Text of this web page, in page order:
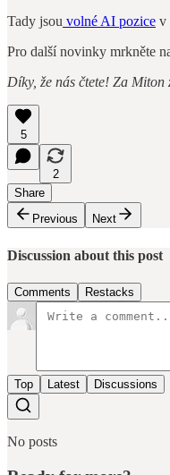
Tady jsou volné AI pozice v
Pro další novinky mrkněte
Díky, že nás čtete! Za
5
2
Share
Previous
Next
Discussion about this post
Comments Restacks
Top Latest Discussions
No posts